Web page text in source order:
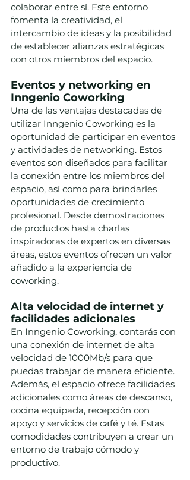
colaborar entre sí. Este entorno
fomenta la creatividad, el
intercambio de ideas y la posibilidad
de establecer alianzas estratégicas
con otros miembros del espacio.
Eventos y networking en
Inngenio Coworking
Una de las ventajas destacadas de
utilizar Inngenio Coworking es la
oportunidad de participar en eventos
y actividades de networking. Estos
eventos son diseñados para facilitar
la conexión entre los miembros del
espacio, así como para brindarles
oportunidades de crecimiento
profesional. Desde demostraciones
de productos hasta charlas
inspiradoras de expertos en diversas
áreas, estos eventos ofrecen un valor
añadido a la experiencia de
coworking.
Alta velocidad de internet y
facilidades adicionales
En Inngenio Coworking, contarás con
una conexión de internet de alta
velocidad de 1000Mb/s para que
puedas trabajar de manera eficiente.
Además, el espacio ofrece facilidades
adicionales como áreas de descanso,
cocina equipada, recepción con
apoyo y servicios de café y té. Estas
comodidades contribuyen a crear un
entorno de trabajo cómodo y
productivo.